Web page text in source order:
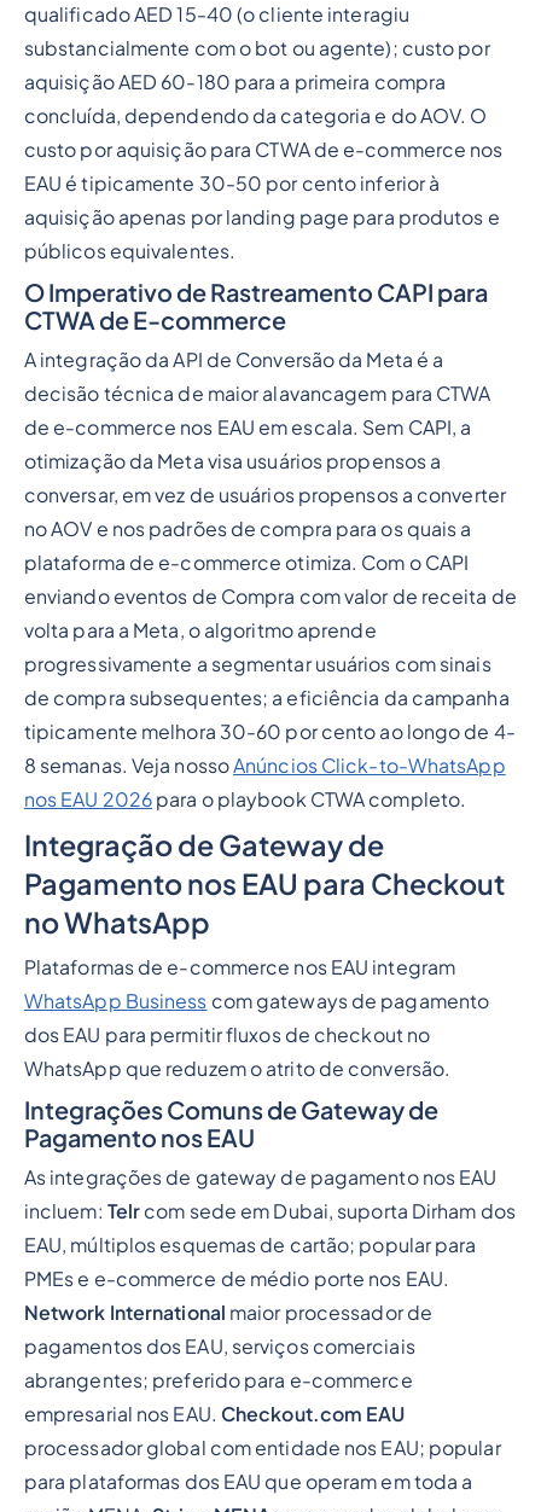
qualificado AED 15-40 (o cliente interagiu
substancialmente com o bot ou agente); custo por
aquisição AED 60-180 para a primeira compra
concluída, dependendo da categoria e do AOV. O
custo por aquisição para CTWA de e-commerce nos
EAU é tipicamente 30-50 por cento inferior à
aquisição apenas por landing page para produtos e
públicos equivalentes.
O Imperativo de Rastreamento CAPI para
CTWA de E-commerce
A integração da API de Conversão da Meta é a
decisão técnica de maior alavancagem para CTWA
de e-commerce nos EAU em escala. Sem CAPI, a
otimização da Meta visa usuários propensos a
conversar, em vez de usuários propensos a converter
no AOV e nos padrões de compra para os quais a
plataforma de e-commerce otimiza. Com o CAPI
enviando eventos de Compra com valor de receita de
volta para a Meta, o algoritmo aprende
progressivamente a segmentar usuários com sinais
de compra subsequentes; a eficiência da campanha
tipicamente melhora 30-60 por cento ao longo de 4-
8 semanas. Veja nossoAnúncios Click-to-WhatsApp
nos EAU 2026 para o playbook CTWA completo.
Integração de Gateway de
Pagamento nos EAU para Checkout
no WhatsApp
Plataformas de e-commerce nos EAU integram
WhatsApp Business com gateways de pagamento
dos EAU para permitir fluxos de checkout no
WhatsApp que reduzem o atrito de conversão.
Integrações Comuns de Gateway de
Pagamento nos EAU
As integrações de gateway de pagamento nos EAU
incluem: Telr com sede em Dubai, suporta Dirham dos
EAU, múltiplos esquemas de cartão; popular para
PMEs e e-commerce de médio porte nos EAU.
Network International maior processador de
pagamentos dos EAU, serviços comerciais
abrangentes; preferido para e-commerce
empresarial nos EAU. Checkout.com EAU
processador global com entidade nos EAU; popular
para plataformas dos EAU que operam em toda a